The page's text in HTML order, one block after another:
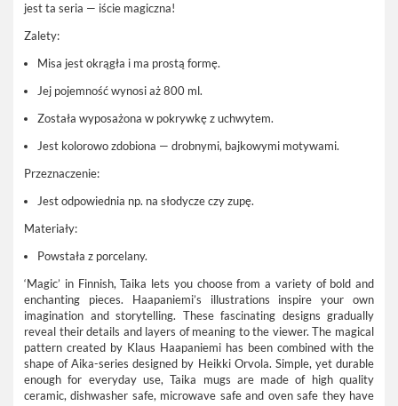
jest ta seria — iście magiczna!
Zalety:
Misa jest okrągła i ma prostą formę.
Jej pojemnośćwynosi aż 800 ml.
Została wyposażona w pokrywkę z uchwytem.
Jest kolorowo zdobiona — drobnymi, bajkowymi motywami.
Przeznaczenie:
Jest odpowiednia np. na słodycze czy zupę.
Materiały:
Powstała z porcelany.
‘Magic’ in Finnish, Taika lets you choose from a variety of bold and
enchanting pieces. Haapaniemi’s illustrations inspire your own
imagination and storytelling. These fascinating designs gradually
reveal their details and layers of meaning to the viewer. The magical
pattern created by Klaus Haapaniemi has been combined with the
shape of Aika-series designed by Heikki Orvola. Simple, yet durable
enough for everyday use, Taika mugs are made of high quality
ceramic, dishwasher safe, microwave safe and oven safe they have